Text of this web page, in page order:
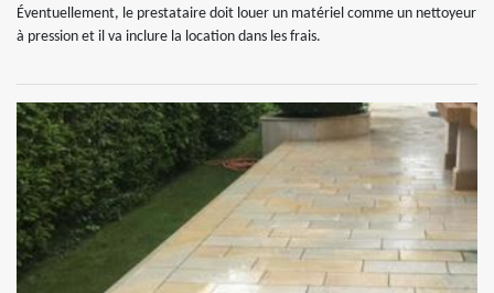
Éventuellement, le prestataire doit louer un matériel comme un nettoyeur
à pression et il va inclure la location dans les frais.